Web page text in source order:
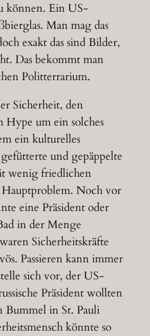
können. Ein US-
Man mag das
exakt das sind Bilder,
Das bekommt man
Politterrarium.
Sicherheit, den
Hype um ein solches
ein kulturelles
und gepäppelte
wenig friedlichen
Hauptproblem. Noch vor
eine Präsident oder
in der Menge
Sicherheitskräfte
Passieren kann immer
sich vor, der US-
Präsident wollten
Bummel in St. Pauli
könnte so